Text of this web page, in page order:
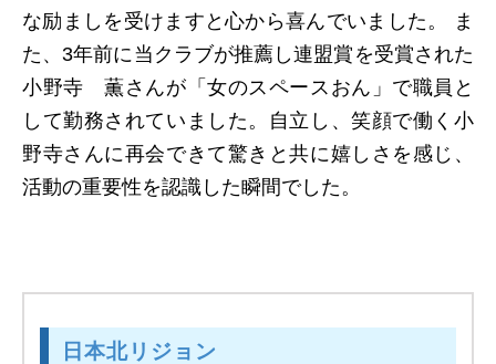
な励ましを受けますと心から喜んでいました。 ま
た、3年前に当クラブが推薦し連盟賞を受賞された
小野寺 薫さんが「女のスペースおん」で職員と
して勤務されていました。自立し、笑顔で働く小
野寺さんに再会できて驚きと共に嬉しさを感じ、
活動の重要性を認識した瞬間でした。
日本北リジョン